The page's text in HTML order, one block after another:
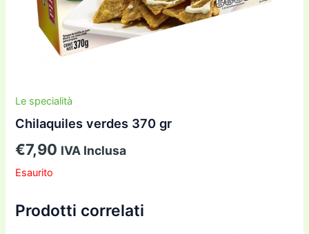
Le specialità
Chilaquiles verdes 370 gr
€7,90 IVA Inclusa
Esaurito
Prodotti correlati